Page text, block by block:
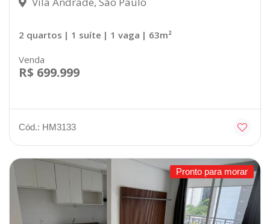
2 quartos | 1 suíte | 1 vaga | 63m²
Venda
R$ 699.999
Cód.: HM3133
Pronto para morar